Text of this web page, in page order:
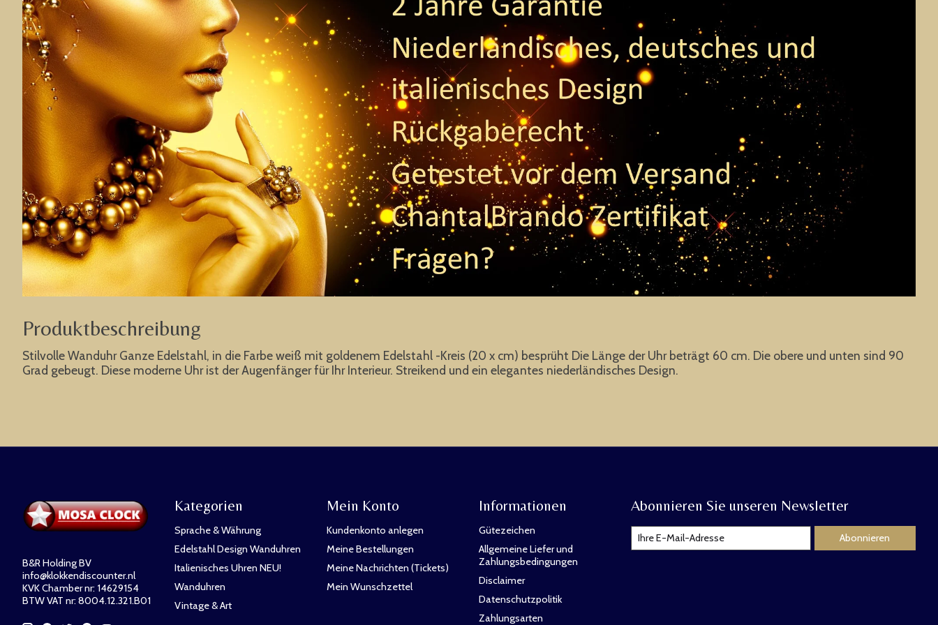
Produktbeschreibung
Stilvolle Wanduhr Ganze Edelstahl, in die Farbe weiß mit goldenem Edelstahl -Kreis (20 x cm) besprüht Die Länge der Uhr beträgt 60 cm. Die obere und unten sind 90
Grad gebeugt. Diese moderne Uhr ist der Augenfänger für Ihr Interieur. Streikend und ein elegantes niederländisches Design.
B&R Holding BV
info@klokkendiscounter.nl
KVK Chamber nr: 14629154
BTW VAT nr: 8004.12.321.B01
Kategorien
Sprache & Währung
Edelstahl Design Wanduhren
Italienisches Uhren NEU!
Wanduhren
Vintage & Art
Mein Konto
Kundenkonto anlegen
Meine Bestellungen
Meine Nachrichten (Tickets)
Mein Wunschzettel
Informationen
Gütezeichen
Allgemeine Liefer und
Zahlungsbedingungen
Disclaimer
Datenschutzpolitik
Zahlungsarten
Abonnieren Sie unseren Newsletter
Abonnieren